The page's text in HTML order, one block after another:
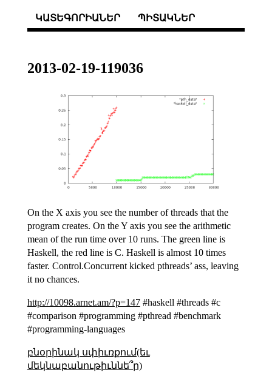
ԿԱՏԵԳՈՐԻԱՆԵՐ ՊԻՏԱԿՆԵՐ
2013-02-19-119036
On the X axis you see the number of threads that the
program creates. On the Y axis you see the arithmetic
mean of the run time over 10 runs. The green line is
Haskell, the red line is C. Haskell is almost 10 times
faster. Control.Concurrent kicked pthreads’ ass, leaving
it no chances.
http://10098.arnet.am/?p=147#haskell #threads #c
#comparison #programming #pthread #benchmark
#programming-languages
բնօրինակ սփիւռքում(եւ
մեկնաբանութիւննե՞ր)